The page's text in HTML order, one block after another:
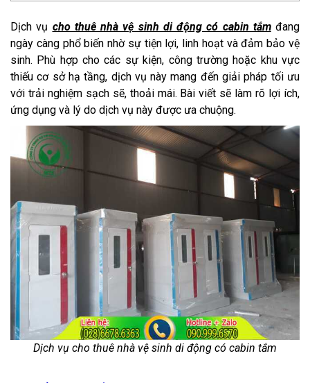
Dịch vụ cho thuê nhà vệ sinh di động có cabin tắmđang
ngày càng phổ biến nhờ sự tiện lợi, linh hoạt và đảm bảo vệ
sinh. Phù hợp cho các sự kiện, công trường hoặc khu vực
thiếu cơ sở hạ tầng, dịch vụ này mang đến giải pháp tối ưu
với trải nghiệm sạch sẽ, thoải mái. Bài viết sẽ làm rõ lợi ích,
ứng dụng và lý do dịch vụ này được ưa chuộng.
Dịch vụ cho thuê nhà vệ sinh di động có cabin tắm